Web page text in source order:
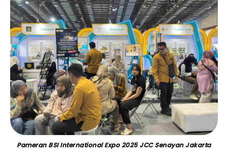
Pameran BSI International Expo 2025 JCC Senayan Jakarta